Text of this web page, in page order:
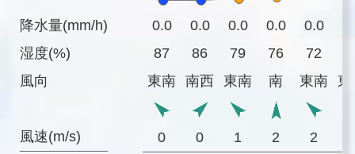
降水量(mm/h)
湿度(%)
風向
風速(m/s)
0.0 0.0 0.0 0.0 0.0
87
86 79 76 72
東南
南西 東南 南 東南 東
0 0 1 2 2